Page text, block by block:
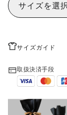
サイズを選
サイズガイド
取扱決済手段